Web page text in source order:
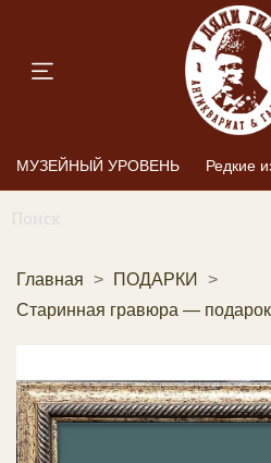
МУЗЕЙНЫЙ УРОВЕНЬ Редкие
Главная
ПОДАРКИ
Старинная гравюра —